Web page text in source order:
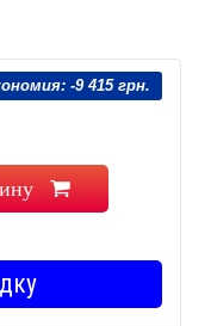
-9 415 грн.